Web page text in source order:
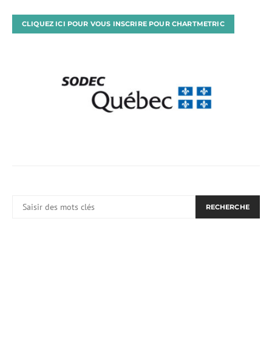
CLIQUEZ ICI POUR VOUS INSCRIRE POUR CHARTMETRIC
RECHERCHE